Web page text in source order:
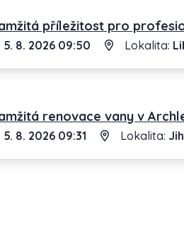
příležitost pro
5. 8. 2026 09:50 Lokalita:
renovace vany v
5. 8. 2026 09:31 Lokalita: